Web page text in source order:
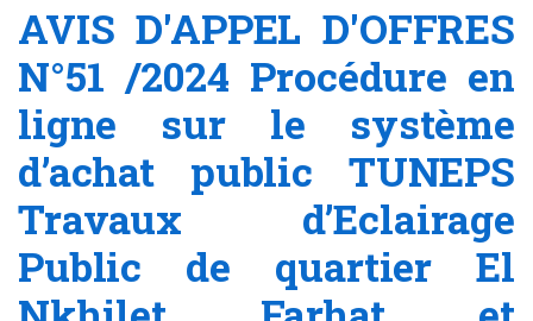
AVIS D'APPEL D'OFFRES
N°51 /2024 Procédure en
ligne sur le système
d’achat public TUNEPS
Travaux d’Eclairage
Public de quartier El